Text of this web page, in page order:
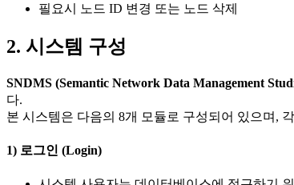
필요시 노드 ID 변경 또는 노드 삭제
2. 시스템 구성
SNDMS (Semantic Network Data Management
다.
본 시스템은 다음의 8개 모듈로 구성되어 있으며,
1) 로그인 (Login)